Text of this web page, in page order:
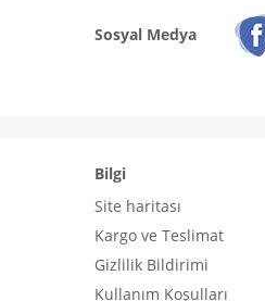
Sosyal Medya
Bilgi
Site haritası
Kargo ve Teslimat
Gizlilik Bildirimi
Kullanım Koşulları